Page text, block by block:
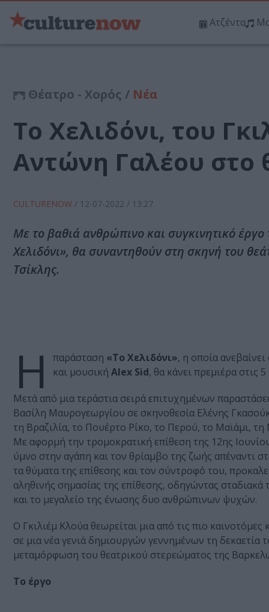
Ατζέντα
Θέατρο - Χορός / Νέα
Το Χελιδόνι, του
Αντώνη Γαλέου στο
CULTURENOW / 12-07-2022 / 13:27
Με το βαθιά ανθρώπινο και συγκινητικό
Χελιδόνι», θα συναντηθούν στη σκηνή του
Τσίκλης.
Η παράσταση «Το Χελιδόνι», η οποία
και μουσική Alex Sid, θα κάνει πρεμιέρα στις
Μετά από μια τεράστια σειρά επιτυχημένων
Βασίλη Μαυρογεωργίου σε σκηνοθεσία Ελένης
τη Βραζιλία, το Πουέρτο Ρίκο, το Περού, το Μαϊάμι,
Με αφορμή την τρομοκρατική επίθεση της 12ης
ύμνο στην αγάπη και τον θρίαμβο της ζωής απέναντι
τα θύματα της επίθεσης και τον σύντροφό του,
αληθινής σημασίας της επίθεσης, οδηγώντας
και το μεγαλείο της ένωσης δυο ανθρώπινων ψυχών.
Ο Γκιλιέμ Κλούα θεωρείται μια από τις πιο
σε μια νέα γενιά δημιουργών γεννημένων τη δεκαετία
μεταμόρφωση του θεατρικού στερεώματος της
Το έργο